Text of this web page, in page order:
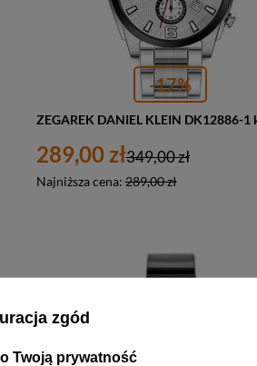
-17%
289,00 zł
Najniższa cena:289,00 zł
349,00 zł
zgód
Twoją prywatność